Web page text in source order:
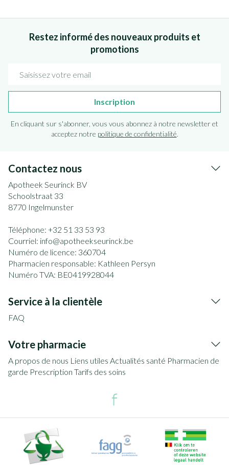
Restez informé des nouveaux produits et
promotions
Inscription
En cliquant sur s'abonner, vous vous abonnez à notre newsletter et
acceptez notre politique de confidentialité.
Contactez nous
Apotheek Seurinck BV
Schoolstraat 33
8770 Ingelmunster
Téléphone: +32 51 33 53 93
Courriel: info@apotheekseurinck.be
Numéro de licence: 360704
Pharmacien responsable: Kathleen Persyn
Numéro TVA: BE0419928044
Service à la clientèle
FAQ
Votre pharmacie
A propos de nous Liens utiles Actualités santé Pharmacien de
garde Prescription Tarifs des soins